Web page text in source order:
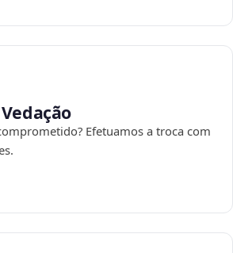
Efetuamos a troca com